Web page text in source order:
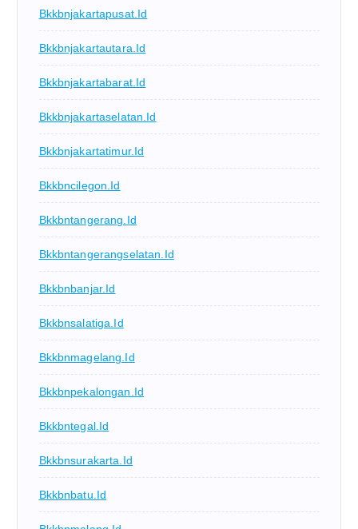
Bkkbnjakartapusat.id
Bkkbnjakartautara.id
Bkkbnjakartabarat.id
Bkkbnjakartaselatan.id
Bkkbnjakartatimur.id
Bkkbncilegon.id
Bkkbntangerang.id
Bkkbntangerangselatan.id
Bkkbnbanjar.id
Bkkbnsalatiga.id
Bkkbnmagelang.id
Bkkbnpekalongan.id
Bkkbntegal.id
Bkkbnsurakarta.id
Bkkbnbatu.id